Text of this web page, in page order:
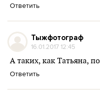
Ответить
Тыжфотограф
16.01.2017 12:45
А таких, как Татьяна,
Ответить